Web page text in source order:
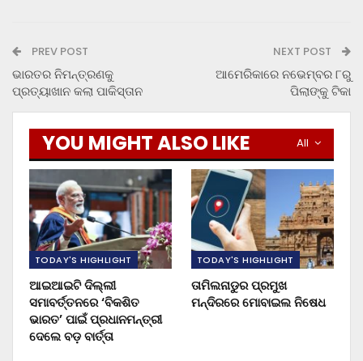
PREV POST
ଭାରତର ନିମନ୍ତ୍ରଣକୁ
ପ୍ରତ୍ୟାଖାନ କଲା ପାକିସ୍ତାନ
NEXT POST
ଆମେରିକାରେ ନଭେମ୍ବର ୮ରୁ
ପିଲାଙ୍କୁ ଟିକା
All
YOU MIGHT ALSO LIKE
TODAY'S HIGHLIGHT
ଆଇଆଇଟି ଦିଲ୍ଲୀ
ସମାବର୍ତ୍ତନରେ ‘ବିକଶିତ
ଭାରତ’ ପାଇଁ ପ୍ରଧାନମନ୍ତ୍ରୀ
ଦେଲେ ବଡ଼ ବାର୍ତ୍ତା
TODAY'S HIGHLIGHT
ତାମିଲନାଡୁର ପ୍ରମୁଖ
ମନ୍ଦିରରେ ମୋବାଇଲ ନିଷେଧ